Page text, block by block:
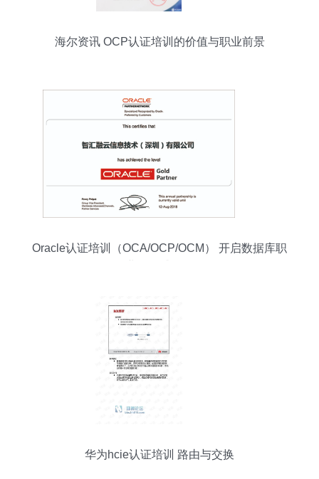
海尔资讯 OCP认证培训的价值与职业前景
Oracle认证培训（OCA/OCP/OCM） 开启数据库职
华为hcie认证培训 路由与交换